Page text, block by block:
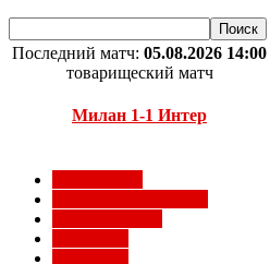
Последний матч: 05.08.2026 14:00
товарищеский матч
Милан 1-1 Интер